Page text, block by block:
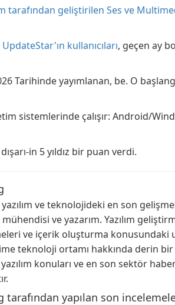
tarafından geliştirilen Ses ve
UpdateStar'ın kullanıcıları, geçen ay
Tarihinde yayımlanan, be. O
sistemlerinde çalışır: Android/
in 5 yıldız bir puan verdi.
ve teknolojideki en son
mühendisi ve yazarım. Yazılım
ve içerik oluşturma konusundaki
teknoloji ortamı hakkında derin
konuları ve en son sektör
tarafından yapılan son